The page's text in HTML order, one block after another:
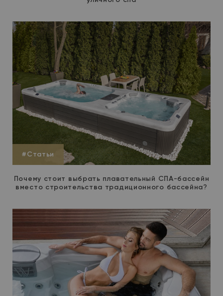
#Статьи
Почему стоит выбрать плавательный СПА-бассейн
вместо строительства традиционного бассейна?